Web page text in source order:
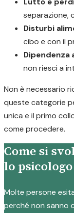
separazione,
Disturbi
cibo e con il
non riesci a
Non è necessario
queste categorie
unica e il primo
come procedere.
Come si
lo psicologo
Molte persone
perché non sanno